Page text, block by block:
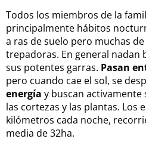
Todos los miembros de la
principalmente hábitos
a ras de suelo pero muchas
trepadoras. En general nadan
sus potentes garras. Pasan
pero cuando cae el sol, se
energía y buscan activamente
las cortezas y las plantas. Los
kilómetros cada noche,
media de 32ha.